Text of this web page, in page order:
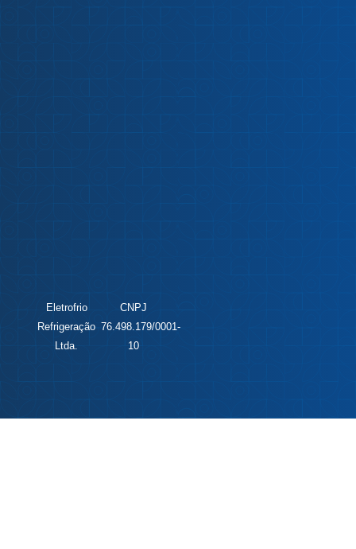
Eletrofrio
Refrigeração
Ltda.
CNPJ
76.498.179/0001-
10